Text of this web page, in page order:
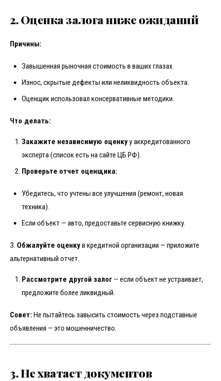
2. Оценка залога ниже ожиданий
Причины:
Завышенная рыночная стоимость в ваших глазах.
Износ, скрытые дефекты или неликвидность объекта.
Оценщик использовал консервативные методики.
Что делать:
Закажите независимую оценкуу аккредитованного
эксперта (список есть на сайте ЦБ РФ).
Проверьте отчет оценщика:
Убедитесь, что учтены все улучшения (ремонт, новая
техника).
Если объект — авто, предоставьте сервисную книжку.
3. Обжалуйте оценкув кредитной организации — приложите
альтернативный отчет.
Рассмотрите другой залог — если объект не устраивает,
предложите более ликвидный.
Совет: Не пытайтесь завысить стоимость через подставные
объявления — это мошенничество.
3. Не хватает документов